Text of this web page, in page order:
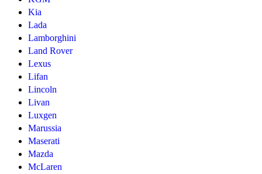
Kia
Lada
Lamborghini
Land Rover
Lexus
Lifan
Lincoln
Livan
Luxgen
Marussia
Maserati
Mazda
McLaren